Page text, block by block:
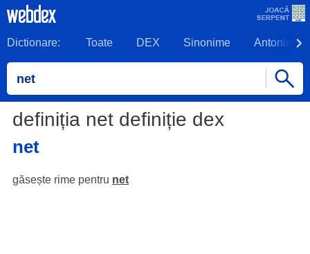
Dictionare: Toate DEX Sinonime Antonime
definiția net definiție dex
net
găsește rime pentru net